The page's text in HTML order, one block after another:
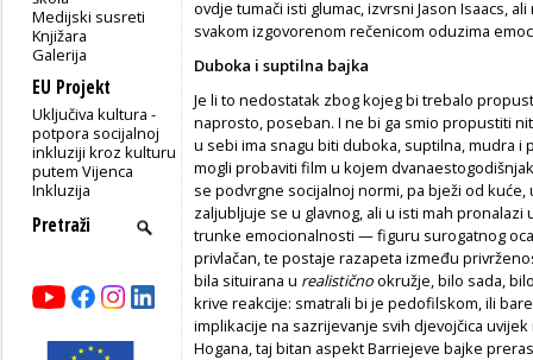
Medijski susreti
Knjižara
Galerija
EU Projekt
Uključiva kultura -
potpora socijalnoj
inkluziji kroz kulturu
putem Vijenca
Inkluzija
ovdje tumači isti glumac, izvrsni Jason Isaacs,
svakom izgovorenom rečenicom oduzima
Duboka i suptilna bajka
Je li to nedostatak zbog kojeg bi trebalo
naprosto, poseban. I ne bi ga smio propustiti
u sebi ima snagu biti duboka, suptilna, mudra
mogli probaviti film u kojem
se podvrgne socijalnoj normi, pa bježi od
zaljubljuje se u glavnog, ali u isti mah
trunke emocionalnosti — figuru surogatnog
privlačan, te postaje razapeta između
bila situirana u realističnookružje, bilo sada,
krive reakcije: smatrali bi je pedofilskom, ili
implikacije na sazrijevanje svih djevojčica
Hogana, taj bitan aspekt Barriejeve bajke